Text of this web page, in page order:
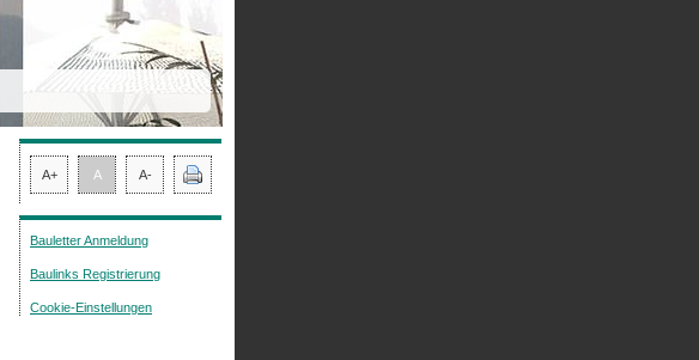
A+ A A-
Bauletter Anmeldung
Baulinks Registrierung
Cookie-Einstellungen